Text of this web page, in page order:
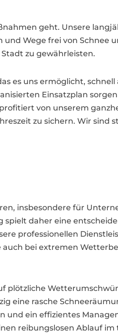
geht. Unsere
Wege frei von Schnee
zu gewährleisten.
es uns ermöglicht, schnell
Einsatzplan
von unserem
zu sichern. Wir sind
insbesondere für
daher eine
professionellen
auch bei extremen
plötzliche
eine rasche
ein effizientes
reibungslosen Ablauf